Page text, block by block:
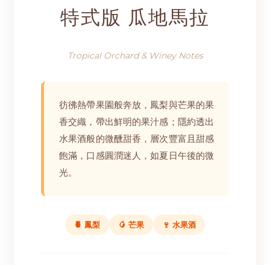
特式版 瓜地馬拉
Tropical Orchard & Winey Notes
彷彿熱帶果園般奔放，鳳梨與芒果的果
香交織，帶出鮮明的果汁感；隱約透出
水果酒般的微醺甜香，層次豐富且甜感
飽滿，口感圓潤迷人，如夏日午後的微
光。
🍍 鳳梨 🥭 芒果 🍷 水果酒